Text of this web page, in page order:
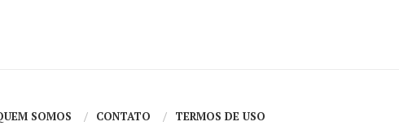
SOMOS CONTATO TERMOS DE USO